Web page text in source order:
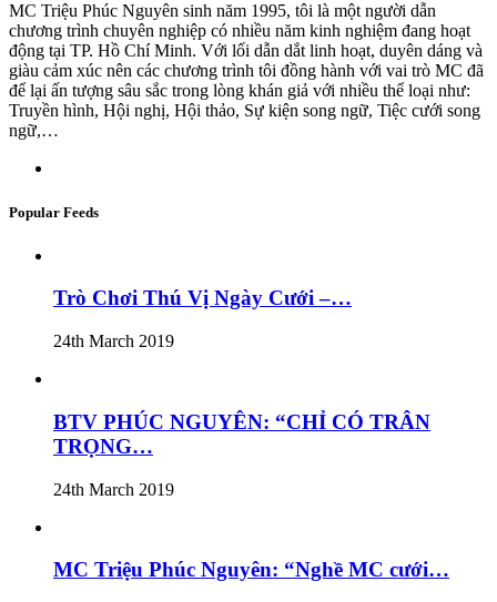
MC Triệu Phúc Nguyên sinh năm 1995, tôi là một người dẫn
chương trình chuyên nghiệp có nhiều năm kinh nghiệm đang hoạt
động tại TP. Hồ Chí Minh. Với lối dẫn dắt linh hoạt, duyên dáng và
giàu cảm xúc nên các chương trình tôi đồng hành với vai trò MC đã
để lại ấn tượng sâu sắc trong lòng khán giả với nhiều thể loại như:
Truyền hình, Hội nghị, Hội thảo, Sự kiện song ngữ, Tiệc cưới song
ngữ,…
Popular Feeds
Trò Chơi Thú Vị Ngày Cưới –…
24th March 2019
BTV PHÚC NGUYÊN: “CHỈ CÓ TRÂN
TRỌNG…
24th March 2019
MC Triệu Phúc Nguyên: “Nghề MC cưới…